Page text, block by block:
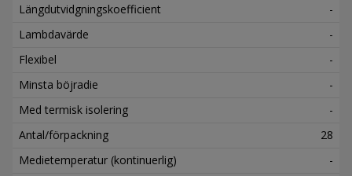
Längdutvidgningskoefficient
-
Lambdavärde
-
Flexibel
-
Minsta böjradie
-
Med termisk isolering
-
Antal/förpackning
28
Medietemperatur (kontinuerlig)
-